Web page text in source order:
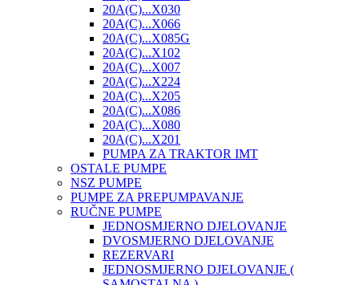
20A(C)...X030
20A(C)...X066
20A(C)...X085G
20A(C)...X102
20A(C)...X007
20A(C)...X224
20A(C)...X205
20A(C)...X086
20A(C)...X080
20A(C)...X201
PUMPA ZA TRAKTOR IMT
OSTALE PUMPE
NSZ PUMPE
PUMPE ZA PREPUMPAVANJE
RUČNE PUMPE
JEDNOSMJERNO DJELOVANJE
DVOSMJERNO DJELOVANJE
REZERVARI
JEDNOSMJERNO DJELOVANJE (